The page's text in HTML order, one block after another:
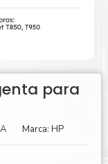
para
Marca: HP